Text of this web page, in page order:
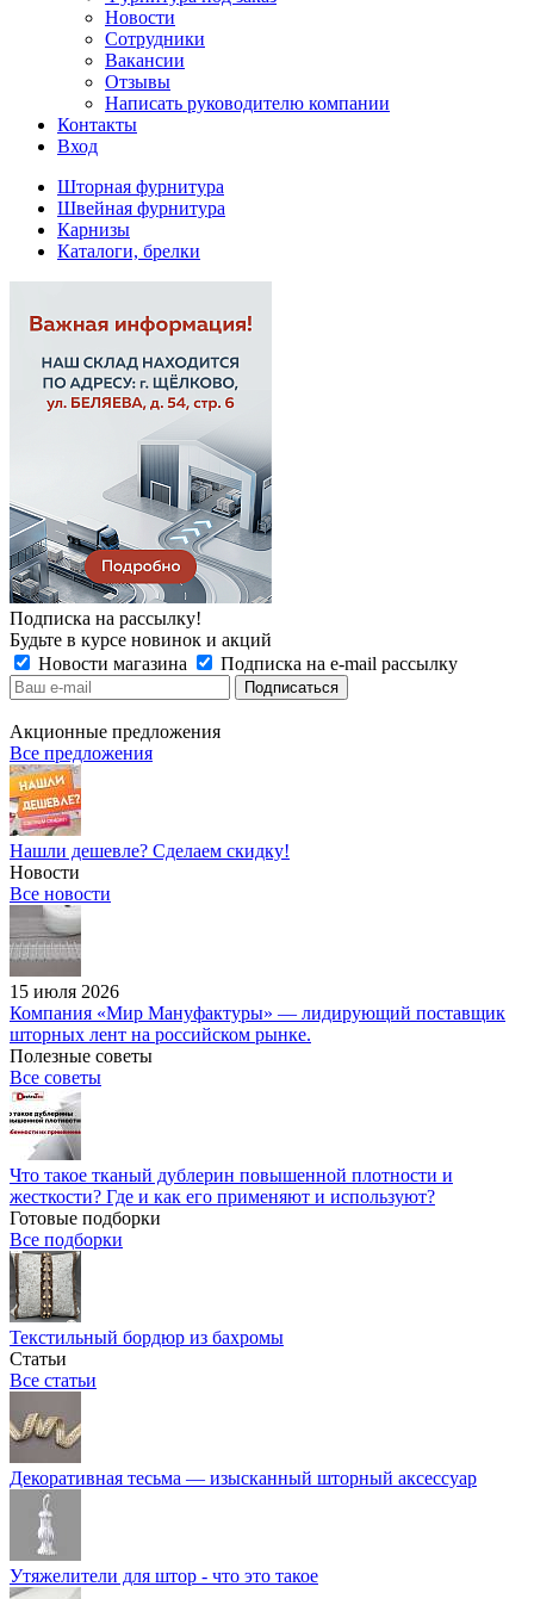
Новости
Сотрудники
Вакансии
Отзывы
Написать руководителю компании
Контакты
Вход
Шторная фурнитура
Швейная фурнитура
Карнизы
Каталоги, брелки
Подписка на рассылку!
Будьте в курсе новинок и акций
Новости магазина
Подписка на e-mail рассылку
Акционные предложения
Все предложения
Нашли дешевле? Сделаем скидку!
Новости
Все новости
15 июля 2026
Компания «Мир Мануфактуры» — лидирующий поставщик
шторных лент на российском рынке.
Полезные советы
Все советы
Что такое тканый дублерин повышенной плотности и
жесткости? Где и как его применяют и используют?
Готовые подборки
Все подборки
Текстильный бордюр из бахромы
Статьи
Все статьи
Декоративная тесьма — изысканный шторный аксессуар
Утяжелители для штор - что это такое